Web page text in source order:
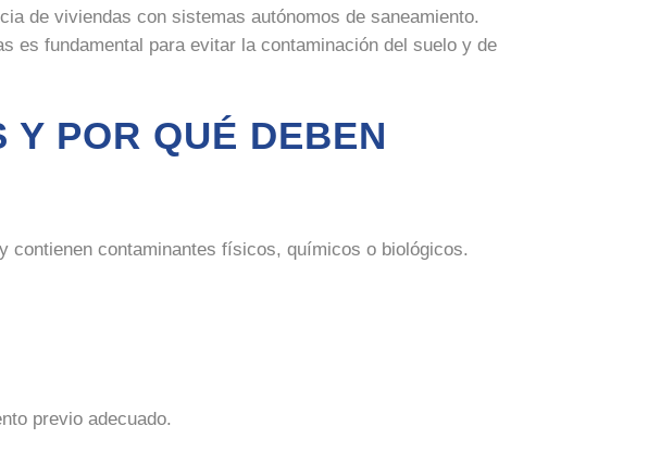
de viviendas con sistemas autónomos de saneamiento.
es fundamental para evitar la contaminación del suelo y de
POR QUÉ DEBEN
contienen contaminantes físicos, químicos o biológicos.
previo adecuado.